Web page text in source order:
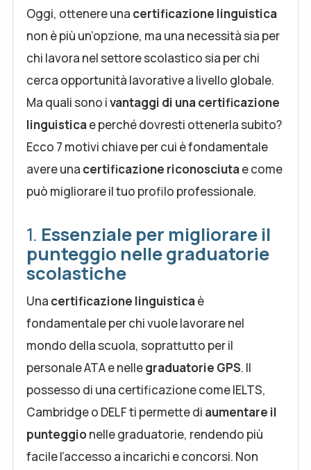
Oggi, ottenere una certificazione linguistica
non è più un’opzione, ma una necessità sia per
chi lavora nel settore scolastico sia per chi
cerca opportunità lavorative a livello globale.
Ma quali sono ivantaggi di una certificazione
linguisticae perché dovresti ottenerla subito?
Ecco 7 motivi chiave per cui è fondamentale
avere una certificazione riconosciutae come
può migliorare il tuo profilo professionale.
1. Essenziale per migliorare il
punteggio nelle graduatorie
scolastiche
Una certificazione linguisticaè
fondamentale per chi vuole lavorare nel
mondo della scuola, soprattutto per il
personale ATA e nellegraduatorie GPS. Il
possesso di una certificazione come IELTS,
Cambridge o DELF ti permette di aumentare il
punteggionelle graduatorie, rendendo più
facile l’accesso a incarichi e concorsi. Non